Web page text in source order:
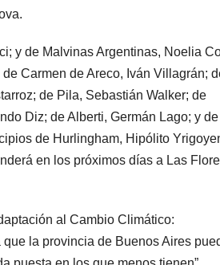
y de Malvinas Argentinas, Noelia
Carmen de Areco, Iván Villagrán;
de Pila, Sebastián Walker; de
Diz; de Alberti, Germán Lago; y de
de Hurlingham, Hipólito
en los próximos días a Las
al Cambio Climático:
la provincia de Buenos Aires